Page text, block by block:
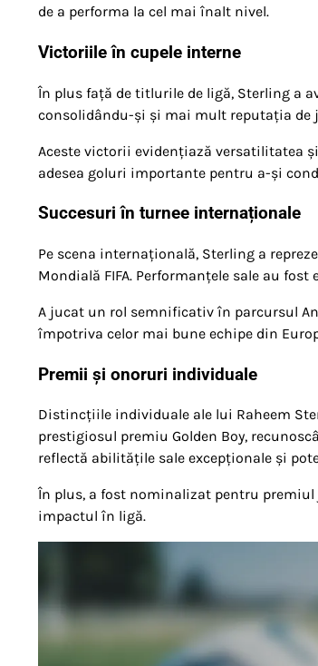
de a performa la cel mai înalt nivel.
Victoriile în cupele interne
În plus față de titlurile de ligă, Sterling a
consolidându-și și mai mult reputația de
Aceste victorii evidențiază versatilitatea
adesea goluri importante pentru a-și
Succesuri în turnee internaționale
Pe scena internațională, Sterling a
Mondială FIFA. Performanțele sale au
A jucat un rol semnificativ în parcursul
împotriva celor mai bune echipe din
Premii și onoruri individuale
Distincțiile individuale ale lui Raheem
prestigiosul premiu Golden Boy,
reflectă abilitățile sale excepționale și
În plus, a fost nominalizat pentru
impactul în ligă.